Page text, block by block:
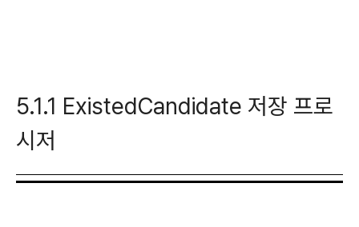
5.1.1 ExistedCandidate 저장 프로
시저